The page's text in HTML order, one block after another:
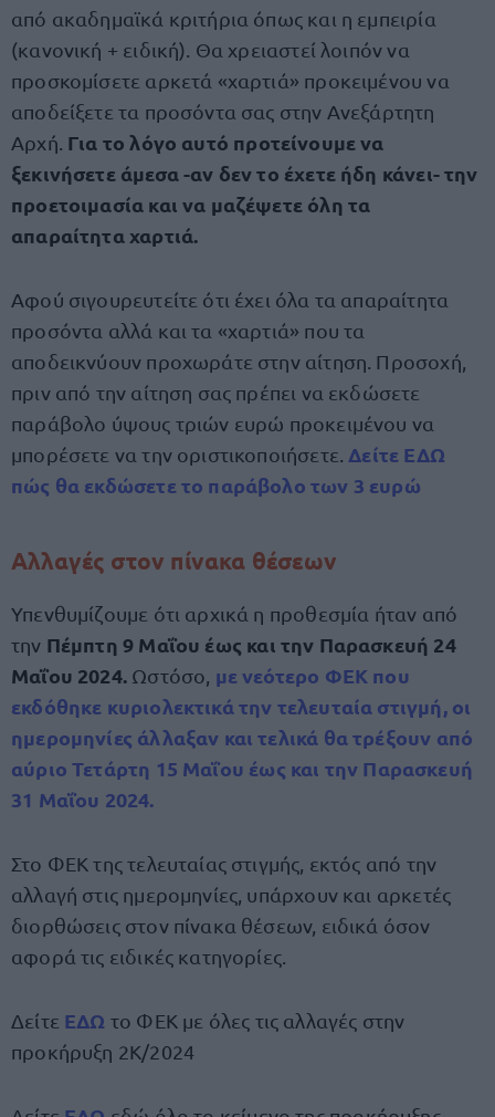
από ακαδημαϊκά κριτήρια όπως και η εμπειρία
(κανονική + ειδική). Θα χρειαστεί λοιπόν να
προσκομίσετε αρκετά «χαρτιά» προκειμένου να
αποδείξετε τα προσόντα σας στην Ανεξάρτητη
Αρχή. Για το λόγο αυτό προτείνουμε να
ξεκινήσετε άμεσα -αν δεν το έχετε ήδη κάνει- την
προετοιμασία και να μαζέψετε όλη τα
απαραίτητα χαρτιά.
Αφού σιγουρευτείτε ότι έχει όλα τα απαραίτητα
προσόντα αλλά και τα «χαρτιά» που τα
αποδεικνύουν προχωράτε στην αίτηση. Προσοχή,
πριν από την αίτηση σας πρέπει να εκδώσετε
παράβολο ύψους τριών ευρώ προκειμένου να
μπορέσετε να την οριστικοποιήσετε. Δείτε ΕΔΩ
πώς θα εκδώσετε το παράβολο των 3 ευρώ
Αλλαγές στον πίνακα θέσεων
Υπενθυμίζουμε ότι αρχικά η προθεσμία ήταν από
την Πέμπτη 9 Μαΐου έως και την Παρασκευή 24
Mαΐου 2024. Ωστόσο, με νεότερο ΦΕΚ που
εκδόθηκε κυριολεκτικά την τελευταία στιγμή, οι
ημερομηνίες άλλαξαν και τελικά θα τρέξουν από
αύριοΤετάρτη 15 Μαΐου έως και την Παρασκευή
31 Μαΐου 2024.
Στο ΦΕΚ της τελευταίας στιγμής, εκτός από την
αλλαγή στις ημερομηνίες, υπάρχουν και αρκετές
διορθώσεις στον πίνακα θέσεων, ειδικά όσον
αφορά τις ειδικές κατηγορίες.
Δείτε ΕΔΩ το ΦΕΚ με όλες τις αλλαγές στην
προκήρυξη 2Κ/2024